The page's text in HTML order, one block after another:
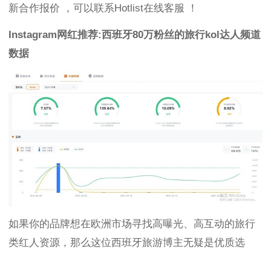
新合作报价 ，可以联系Hotlist在线客服 ！
Instagram网红推荐:西班牙80万粉丝的旅行kol达人频道
数据
如果你的品牌想在欧洲市场寻找高曝光、高互动的旅行
类红人资源，那么这位西班牙旅游博主无疑是优质选